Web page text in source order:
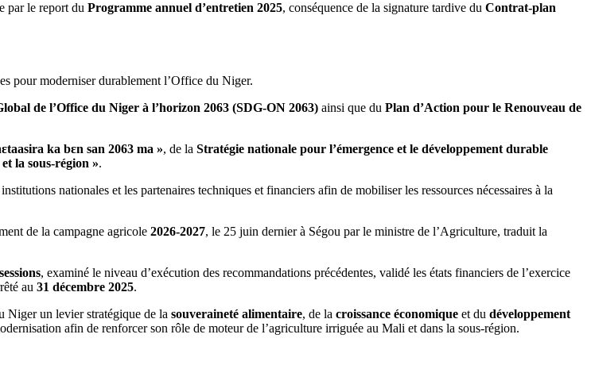
par le report du Programme annuel d’entretien 2025, conséquence de la signature tardive du Contrat-plan
pour moderniser durablement l’Office du Niger.
de l’Office du Niger à l’horizon 2063 (SDG-ON 2063) ainsi que du Plan d’Action pour le Renouveau de
ka bɛn san 2063 ma », de la Stratégie nationale pour l’émergence et le développement durable
la sous-région ».
nationales et les partenaires techniques et financiers afin de mobiliser les ressources nécessaires à la
de la campagne agricole 2026-2027, le 25 juin dernier à Ségou par le ministre de l’Agriculture, traduit la
, examiné le niveau d’exécution des recommandations précédentes, validé les états financiers de l’exercice
au 31 décembre 2025.
Niger un levier stratégique de la souveraineté alimentaire, de la croissance économique et du développement
afin de renforcer son rôle de moteur de l’agriculture irriguée au Mali et dans la sous-région.